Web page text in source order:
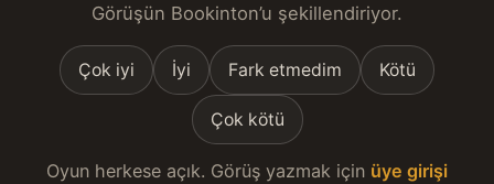
Görüşün Bookinton’u şekillendiriyor.
Çok iyi İyi Fark etmedim Kötü
Çok kötü
Oyun herkese açık. Görüş yazmak için üye girişi